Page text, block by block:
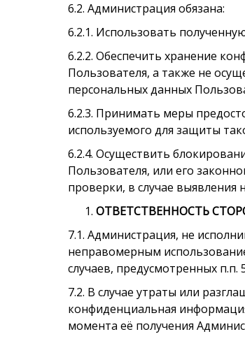
6.2. Администрация обязана:
6.2.1. Использовать
6.2.2. Обеспечить хранение
Пользователя, а также не
персональных данных
6.2.3. Принимать меры
используемого для защиты
6.2.4. Осуществить
Пользователя, или его
проверки, в случае
ОТВЕТСТВЕННОСТЬ
7.1. Администрация, не
неправомерным
случаев, предусмотренных
7.2. В случае утраты или
конфиденциальная
момента её получения